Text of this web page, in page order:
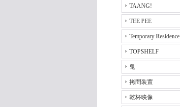
TAANG!
TEE PEE
Temporary Residence
TOPSHELF
鬼
拷問装置
乾杯映像